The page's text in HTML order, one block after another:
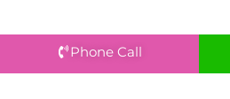
Phone Call